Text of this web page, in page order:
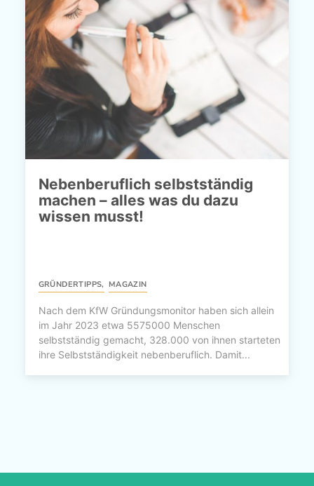
Nebenberuflich selbstständig
machen – alles was du dazu
wissen musst!
GRÜNDERTIPPS, MAGAZIN
Nach dem KfW Gründungsmonitor haben sich allein
im Jahr 2023 etwa 5575000 Menschen
selbstständig gemacht, 328.000 von ihnen starteten
ihre Selbstständigkeit nebenberuflich. Damit...